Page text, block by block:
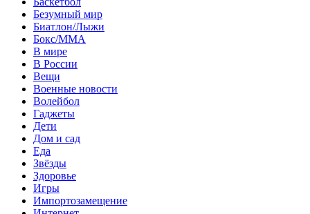
Безумный мир
Биатлон/Лыжи
Бокс/MMA
В мире
В России
Вещи
Военные новости
Волейбол
Гаджеты
Дети
Дом и сад
Еда
Звёзды
Здоровье
Игры
Импортозамещение